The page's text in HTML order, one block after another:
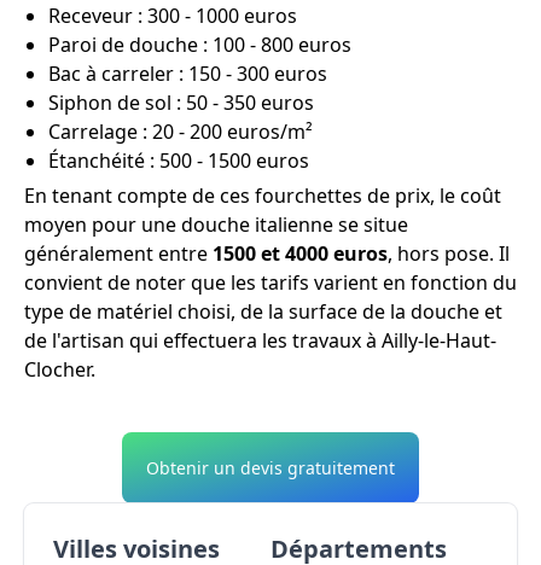
Receveur : 300 - 1000 euros
Paroi de douche : 100 - 800 euros
Bac à carreler : 150 - 300 euros
Siphon de sol : 50 - 350 euros
Carrelage : 20 - 200 euros/m²
Étanchéité : 500 - 1500 euros
En tenant compte de ces fourchettes de prix, le coût
moyen pour une douche italienne se situe
généralement entre 1500 et 4000 euros, hors pose. Il
convient de noter que les tarifs varient en fonction du
type de matériel choisi, de la surface de la douche et
de l'artisan qui effectuera les travaux à Ailly-le-Haut-
Clocher.
Obtenir un devis gratuitement
Villes voisines Départements